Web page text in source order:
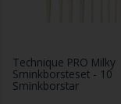
Technique PRO Milky
Sminkborsteset - 10
Sminkborstar